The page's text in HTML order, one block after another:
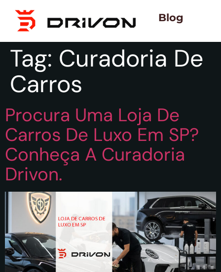
Blog
Tag: Curadoria De
Carros
Procura Uma Loja De
Carros De Luxo Em SP?
Conheça A Curadoria
Drivon.